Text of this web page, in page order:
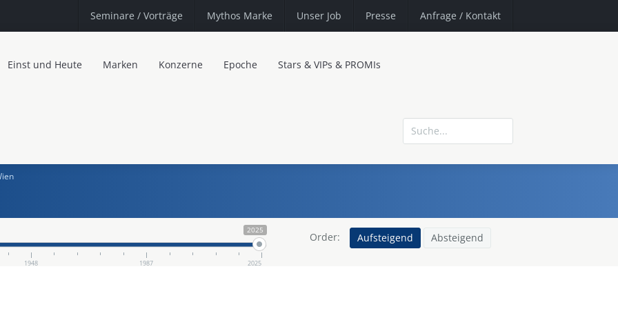
Seminare / Vorträge Mythos Marke Unser Job Presse Anfrage / Kontakt
Einst und Heute Marken Konzerne Epoche Stars & VIPs & PROMIs
2025
1948 1987 2025
Order: Aufsteigend Absteigend